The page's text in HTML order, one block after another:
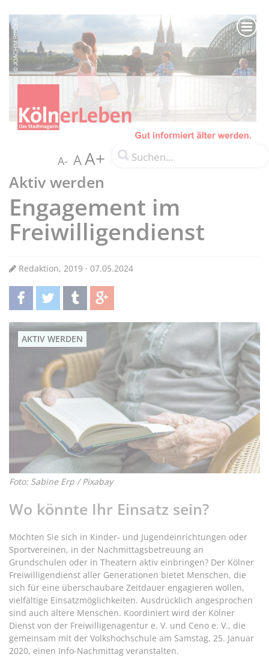
A- AA+
Aktiv werden
Engagement im
Freiwilligendienst
Redaktion, 2019 · 07.05.2024
teilentwittern teilen teilen
AKTIV WERDEN
Foto: Sabine Erp / Pixabay
Wo könnte Ihr Einsatz sein?
Möchten Sie sich in Kinder- und Jugendeinrichtungen oder
Sportvereinen, in der Nachmittagsbetreuung an
Grundschulen oder in Theatern aktiv einbringen? Der Kölner
Freiwilligendienst aller Generationen bietet Menschen, die
sich für eine überschaubare Zeitdauer engagieren wollen,
vielfältige Einsatzmöglichkeiten. Ausdrücklich angesprochen
sind auch ältere Menschen. Koordiniert wird der Kölner
Dienst von der Freiwilligenagentur e. V. und Ceno e. V., die
gemeinsam mit der Volkshochschule am Samstag, 25. Januar
2020, einen Info-Nachmittag veranstalten.